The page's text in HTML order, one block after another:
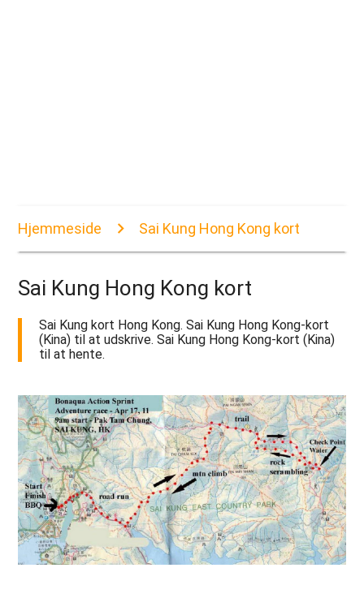
Hjemmeside Sai Kung Hong Kong kort
Sai Kung Hong Kong kort
Sai Kung kort Hong Kong. Sai Kung Hong Kong-kort
(Kina) til at udskrive. Sai Kung Hong Kong-kort (Kina)
til at hente.